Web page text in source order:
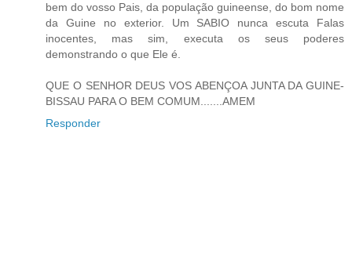
bem do vosso Pais, da população guineense, do bom nome
da Guine no exterior. Um SABIO nunca escuta Falas
inocentes, mas sim, executa os seus poderes
demonstrando o que Ele é.
QUE O SENHOR DEUS VOS ABENÇOA JUNTA DA GUINE-
BISSAU PARA O BEM COMUM.......AMEM
Responder